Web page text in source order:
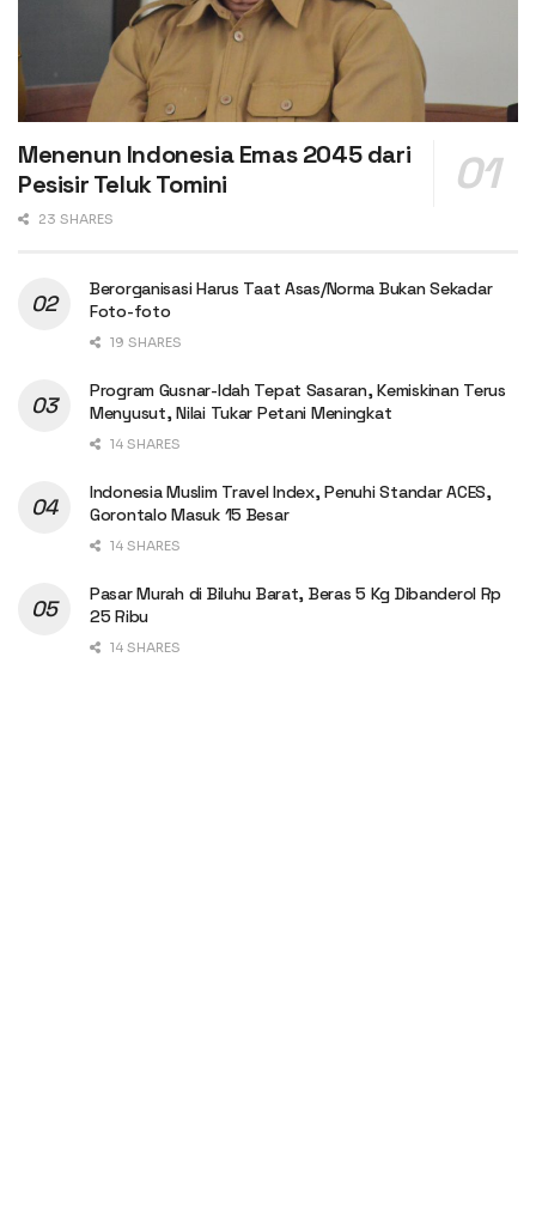
Menenun Indonesia Emas 2045 dari
Pesisir Teluk Tomini
23 SHARES
Berorganisasi Harus Taat Asas/Norma Bukan Sekadar
Foto-foto
19 SHARES
Program Gusnar-Idah Tepat Sasaran, Kemiskinan Terus
Menyusut, Nilai Tukar Petani Meningkat
14 SHARES
Indonesia Muslim Travel Index, Penuhi Standar ACES,
Gorontalo Masuk 15 Besar
14 SHARES
Pasar Murah di Biluhu Barat, Beras 5 Kg Dibanderol Rp
25 Ribu
14 SHARES